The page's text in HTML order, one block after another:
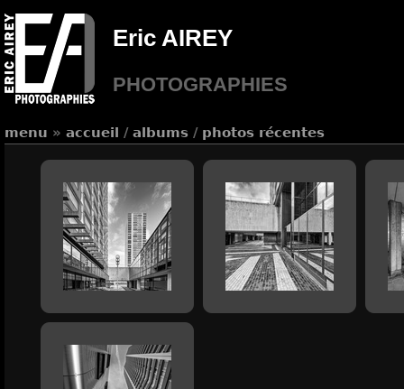
Eric AIREY
PHOTOGRAPHIES
menu » accueil / albums/ photos récentes